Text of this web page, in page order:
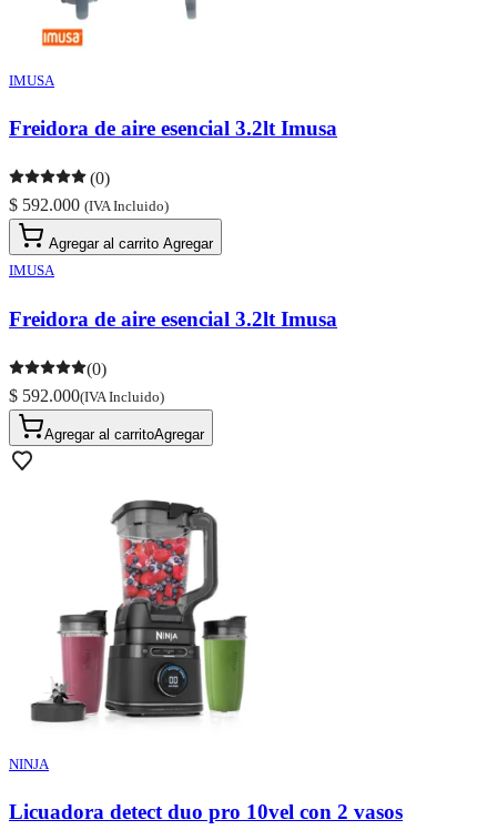
IMUSA
Freidora de aire esencial 3.2lt Imusa
(0)
$ 592.000 (IVA Incluido)
Agregar al carrito Agregar
IMUSA
Freidora de aire esencial 3.2lt Imusa
(0)
$ 592.000(IVA Incluido)
Agregar al carritoAgregar
NINJA
Licuadora detect duo pro 10vel con 2 vasos